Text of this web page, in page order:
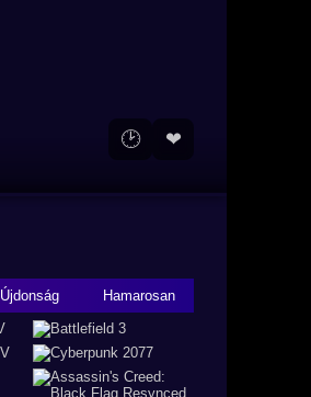
🕑 ❤
Újdonság Hamarosan